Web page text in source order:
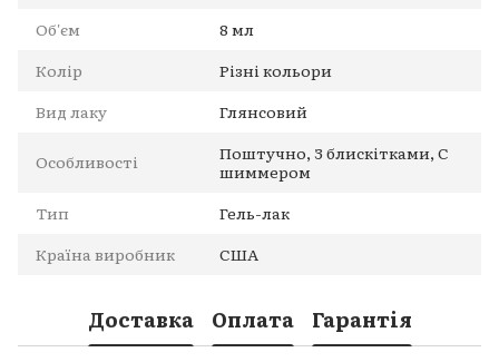
Об'єм
8 мл
Колір
Різні кольори
Вид лаку
Глянсовий
Особливості
Поштучно, З блискітками, С
шиммером
Тип
Гель-лак
Країна виробник
США
Доставка Оплата Гарантія